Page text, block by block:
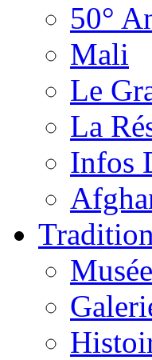
50°
Mali
Le
La
Infos
Musée